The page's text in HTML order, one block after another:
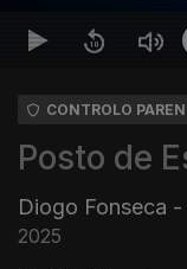
CONTROLO
Posto de
Diogo Fonseca
2025